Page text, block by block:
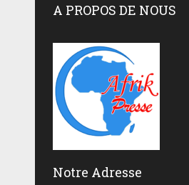
A PROPOS DE NOUS
Notre Adresse